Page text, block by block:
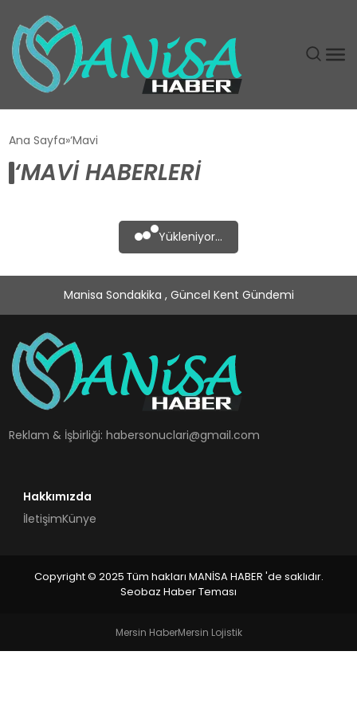
EĞITIM
MAGAZIN
SIYASET
SPOR
TEKNOLOJI
Ana Sayfa ‘Mavi
‘MAVI HABERLERI
Yükleniyor...
Manisa Sondakika , Güncel Kent Gündemi
Reklam & İşbirliği:habersonuclari@gmail.com
Hakkımızda
İletişimKünye
Copyright © 2025 Tüm hakları MANİSA HABER 'de saklıdır.
Seobaz Haber Teması
Mersin HaberMersin Lojistik